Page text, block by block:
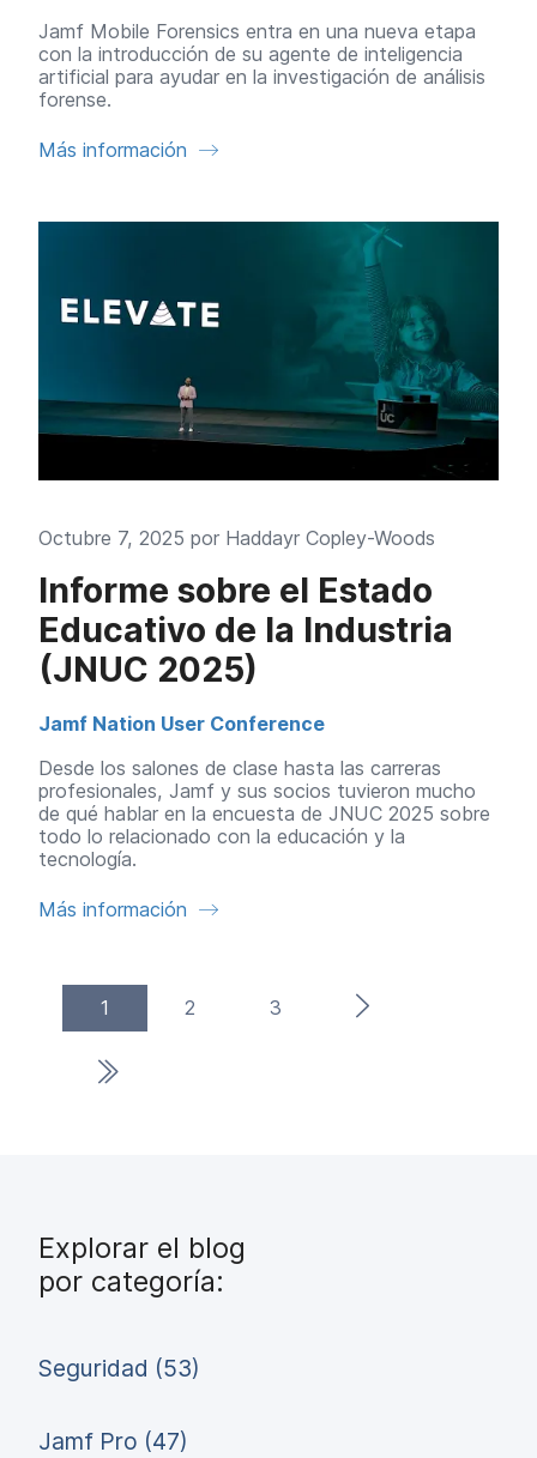
Jamf Mobile Forensics entra en una nueva etapa
con la introducción de su agente de inteligencia
artificial para ayudar en la investigación de análisis
forense.
Más información
Octubre 7, 2025 por Haddayr Copley-Woods
Informe sobre el Estado
Educativo de la Industria
(JNUC 2025)
Jamf Nation User Conference
Desde los salones de clase hasta las carreras
profesionales, Jamf y sus socios tuvieron mucho
de qué hablar en la encuesta de JNUC 2025 sobre
todo lo relacionado con la educación y la
tecnología.
Más información
1 (current)2 3 Página siguiente
Última página
Explorar el blog
por categoría:
Seguridad (53)
Jamf Pro (47)